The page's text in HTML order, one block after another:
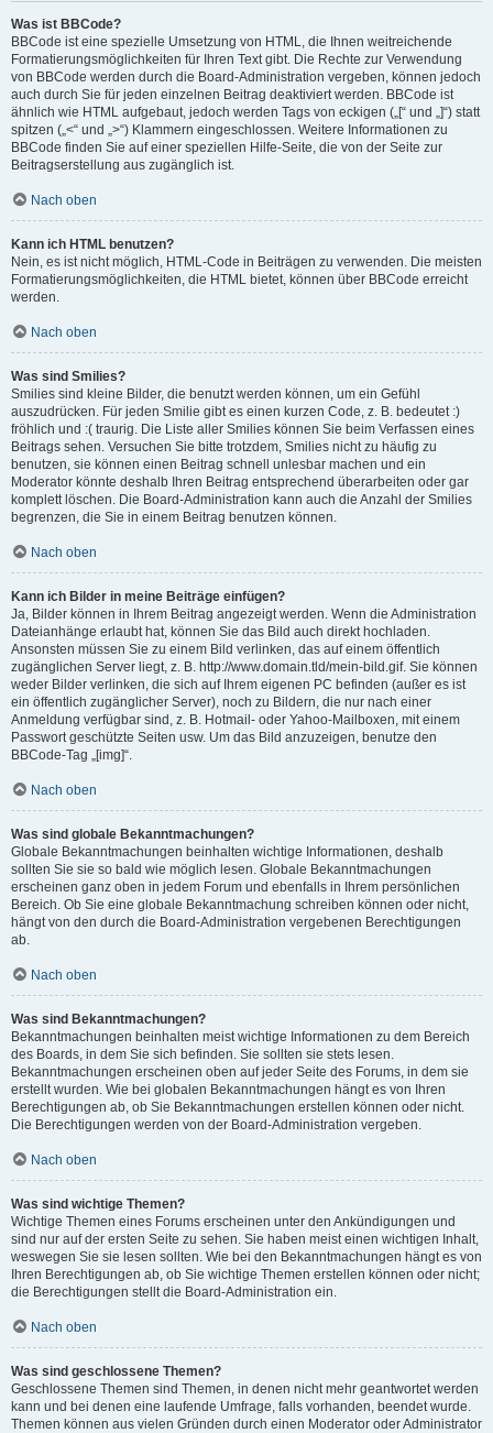
Was ist BBCode?
BBCode ist eine spezielle Umsetzung von HTML, die Ihnen weitreichende
Formatierungsmöglichkeiten für Ihren Text gibt. Die Rechte zur Verwendung
von BBCode werden durch die Board-Administration vergeben, können jedoch
auch durch Sie für jeden einzelnen Beitrag deaktiviert werden. BBCode ist
ähnlich wie HTML aufgebaut, jedoch werden Tags von eckigen („[“ und „]“) statt
spitzen („<“ und „>“) Klammern eingeschlossen. Weitere Informationen zu
BBCode finden Sie auf einer speziellen Hilfe-Seite, die von der Seite zur
Beitragserstellung aus zugänglich ist.
Nach oben
Kann ich HTML benutzen?
Nein, es ist nicht möglich, HTML-Code in Beiträgen zu verwenden. Die meisten
Formatierungsmöglichkeiten, die HTML bietet, können über BBCode erreicht
werden.
Nach oben
Was sind Smilies?
Smilies sind kleine Bilder, die benutzt werden können, um ein Gefühl
auszudrücken. Für jeden Smilie gibt es einen kurzen Code, z. B. bedeutet :)
fröhlich und :( traurig. Die Liste aller Smilies können Sie beim Verfassen eines
Beitrags sehen. Versuchen Sie bitte trotzdem, Smilies nicht zu häufig zu
benutzen, sie können einen Beitrag schnell unlesbar machen und ein
Moderator könnte deshalb Ihren Beitrag entsprechend überarbeiten oder gar
komplett löschen. Die Board-Administration kann auch die Anzahl der Smilies
begrenzen, die Sie in einem Beitrag benutzen können.
Nach oben
Kann ich Bilder in meine Beiträge einfügen?
Ja, Bilder können in Ihrem Beitrag angezeigt werden. Wenn die Administration
Dateianhänge erlaubt hat, können Sie das Bild auch direkt hochladen.
Ansonsten müssen Sie zu einem Bild verlinken, das auf einem öffentlich
zugänglichen Server liegt, z. B. http://www.domain.tld/mein-bild.gif. Sie können
weder Bilder verlinken, die sich auf Ihrem eigenen PC befinden (außer es ist
ein öffentlich zugänglicher Server), noch zu Bildern, die nur nach einer
Anmeldung verfügbar sind, z. B. Hotmail- oder Yahoo-Mailboxen, mit einem
Passwort geschützte Seiten usw. Um das Bild anzuzeigen, benutze den
BBCode-Tag „[img]“.
Nach oben
Was sind globale Bekanntmachungen?
Globale Bekanntmachungen beinhalten wichtige Informationen, deshalb
sollten Sie sie so bald wie möglich lesen. Globale Bekanntmachungen
erscheinen ganz oben in jedem Forum und ebenfalls in Ihrem persönlichen
Bereich. Ob Sie eine globale Bekanntmachung schreiben können oder nicht,
hängt von den durch die Board-Administration vergebenen Berechtigungen
ab.
Nach oben
Was sind Bekanntmachungen?
Bekanntmachungen beinhalten meist wichtige Informationen zu dem Bereich
des Boards, in dem Sie sich befinden. Sie sollten sie stets lesen.
Bekanntmachungen erscheinen oben auf jeder Seite des Forums, in dem sie
erstellt wurden. Wie bei globalen Bekanntmachungen hängt es von Ihren
Berechtigungen ab, ob Sie Bekanntmachungen erstellen können oder nicht.
Die Berechtigungen werden von der Board-Administration vergeben.
Nach oben
Was sind wichtige Themen?
Wichtige Themen eines Forums erscheinen unter den Ankündigungen und
sind nur auf der ersten Seite zu sehen. Sie haben meist einen wichtigen Inhalt,
weswegen Sie sie lesen sollten. Wie bei den Bekanntmachungen hängt es von
Ihren Berechtigungen ab, ob Sie wichtige Themen erstellen können oder nicht;
die Berechtigungen stellt die Board-Administration ein.
Nach oben
Was sind geschlossene Themen?
Geschlossene Themen sind Themen, in denen nicht mehr geantwortet werden
kann und bei denen eine laufende Umfrage, falls vorhanden, beendet wurde.
Themen können aus vielen Gründen durch einen Moderator oder Administrator